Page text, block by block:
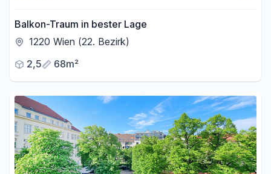
Balkon-Traum in bester Lage
1220 Wien (22. Bezirk)
2,5
68m²